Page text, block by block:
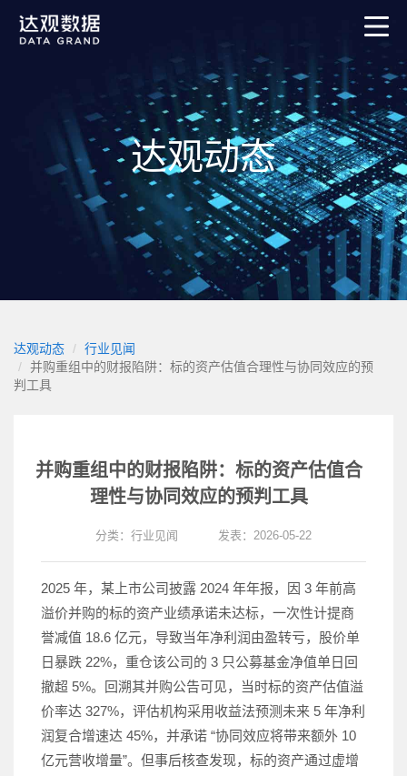
达观动态
达观动态
行业见闻
并购重组中的财报陷阱：标的资产估值合理性与协同效应的预
判工具
并购重组中的财报陷阱：标的资产估值合
理性与协同效应的预判工具
分类： 行业见闻 发表：2026-05-22
2025 年，某上市公司披露 2024 年年报，因 3 年前高
溢价并购的标的资产业绩承诺未达标，一次性计提商
誉减值 18.6 亿元，导致当年净利润由盈转亏，股价单
日暴跌 22%，重仓该公司的 3 只公募基金净值单日回
撤超 5%。回溯其并购公告可见，当时标的资产估值溢
价率达 327%，评估机构采用收益法预测未来 5 年净利
润复合增速达 45%，并承诺 “协同效应将带来额外 10
亿元营收增量”。但事后核查发现，标的资产通过虚增